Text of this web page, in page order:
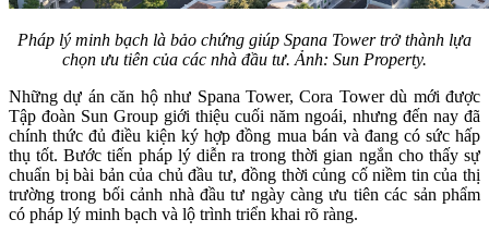
Pháp lý minh bạch là bảo chứng giúp Spana Tower trở thành lựa
chọn ưu tiên của các nhà đầu tư. Ảnh: Sun Property.
Những dự án căn hộ như Spana Tower, Cora Tower dù mới được
Tập đoàn Sun Group giới thiệu cuối năm ngoái, nhưng đến nay đã
chính thức đủ điều kiện ký hợp đồng mua bán và đang có sức hấp
thụ tốt. Bước tiến pháp lý diễn ra trong thời gian ngắn cho thấy sự
chuẩn bị bài bản của chủ đầu tư, đồng thời củng cố niềm tin của thị
trường trong bối cảnh nhà đầu tư ngày càng ưu tiên các sản phẩm
có pháp lý minh bạch và lộ trình triển khai rõ ràng.